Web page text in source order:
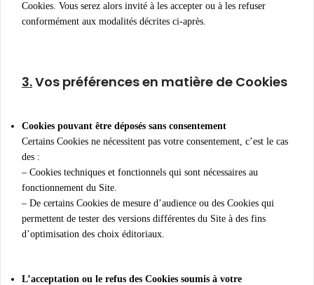
Cookies. Vous serez alors invité à les accepter ou à les refuser
conformément aux modalités décrites ci-après.
3.Vos préférences en matière de Cookies
Cookies pouvant être déposés sans consentement
Certains Cookies ne nécessitent pas votre consentement, c’est le cas
des :
– Cookies techniques et fonctionnels qui sont nécessaires au
fonctionnement du Site.
– De certains Cookies de mesure d’audience ou des Cookies qui
permettent de tester des versions différentes du Site à des fins
d’optimisation des choix éditoriaux.
L’acceptation ou le refus des Cookies soumis à votre